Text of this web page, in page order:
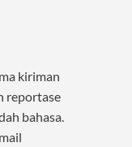
kiriman
reportase
bahasa.